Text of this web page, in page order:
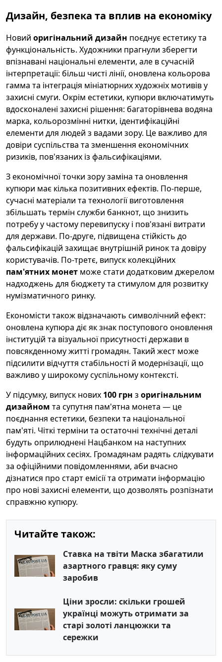
Дизайн, безпека та вплив на економіку
Новий оригінальний дизайн поєднує естетику та
функціональність. Художники прагнули зберегти
впізнавані національні елементи, але в сучасній
інтерпретації: більш чисті лінії, оновлена кольорова
гамма та інтеграція мініатюрних художніх мотивів у
захисні смуги. Окрім естетики, купюри включатимуть
вдосконалені захисні рішення: багаторівнева водяна
марка, кольорозмінні нитки, ідентифікаційні
елементи для людей з вадами зору. Це важливо для
довіри суспільства та зменшення економічних
ризиків, пов'язаних із фальсифікаціями.
З економічної точки зору заміна та оновлення
купюри має кілька позитивних ефектів. По-перше,
сучасні матеріали та технології виготовлення
збільшать термін служби банкнот, що знизить
потребу у частому перевипуску і пов'язані витрати
для держави. По-друге, підвищена стійкість до
фальсифікацій захищає внутрішній ринок та довіру
користувачів. По-третє, випуск колекційних
пам'ятних монет може стати додатковим джерелом
надходжень для бюджету та стимулом для розвитку
нумізматичного ринку.
Економісти також відзначають символічний ефект:
оновлена купюра діє як знак поступового оновлення
інституцій та візуальної присутності держави в
повсякденному житті громадян. Такий жест може
підсилити відчуття стабільності й модернізації, що
важливо у широкому суспільному контексті.
У підсумку, випуск нових 100 грн з оригінальним
дизайном та супутня пам'ятна монета — це
поєднання естетики, безпеки та національної
пам'яті. Чіткі терміни та остаточні технічні деталі
будуть оприлюднені Нацбанком на наступних
інформаційних сесіях. Громадянам радять слідкувати
за офіційними повідомленнями, аби вчасно
дізнатися про старт емісії та отримати інформацію
про нові захисні елементи, що дозволять розпізнати
справжню купюру.
Читайте також:
Ставка на твіти Маска збагатили
азартного гравця: яку суму
заробив
Ціни зросли: скільки грошей
українці можуть отримати за
старі золоті ланцюжки та
сережки